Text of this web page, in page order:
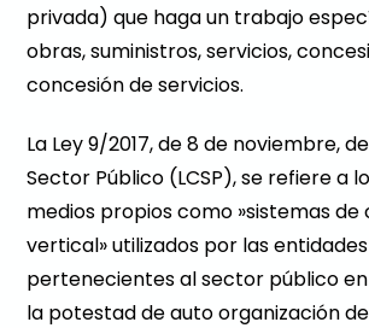
privada) que haga un trabajo
obras, suministros, servicios,
concesión de servicios.
La Ley 9/2017, de 8 de noviembre,
Sector Público (LCSP), se refiere a
medios propios como »sistemas
vertical» utilizados por las entidades
pertenecientes al sector público
la potestad de auto organización